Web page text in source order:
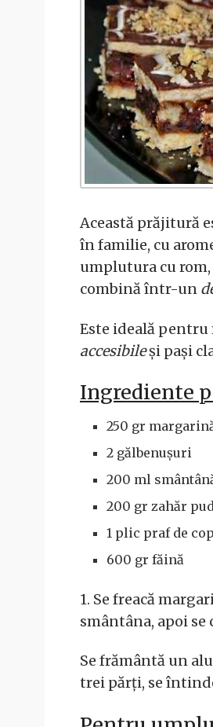
Această prăjitură
în familie, cu
umplutura cu
combină într-un
Este ideală
accesibileși pași
Ingrediente
250 gr
2 gălbenușuri
200 ml
200 gr zahăr
1 plic praf de
600 gr făină
1. Se freacă
smântâna, apoi se
Se frământă un
trei părți, se